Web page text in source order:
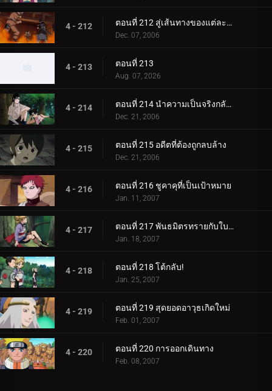
4 - 212 ตอนที่ 212 สู่เส้นทางของแต่ละคน
Dec. 07, 2006
4 - 213 ตอนที่ 213
Aug. 07, 2026
4 - 214 ตอนที่ 214 นำความเป็นจริงกลับคืนมา
Dec. 21, 2006
4 - 215 ตอนที่ 215 อดีตที่ต้องถูกลบล้าง
Dec. 21, 2006
4 - 216 ตอนที่ 216 ชูคาคุที่เป็นเป้าหมาย
Jan. 11, 2007
4 - 217 ตอนที่ 217 พันธมิตรทรายกับใบไม้ชิโนบิ
Jan. 18, 2007
4 - 218 ตอนที่ 218 โต้กลับ!
Jan. 25, 2007
4 - 219 ตอนที่ 219 สุดยอดอาวุธเกิดใหม่
Feb. 01, 2007
4 - 220 ตอนที่ 220 การออกเดินทาง
Feb. 08, 2007